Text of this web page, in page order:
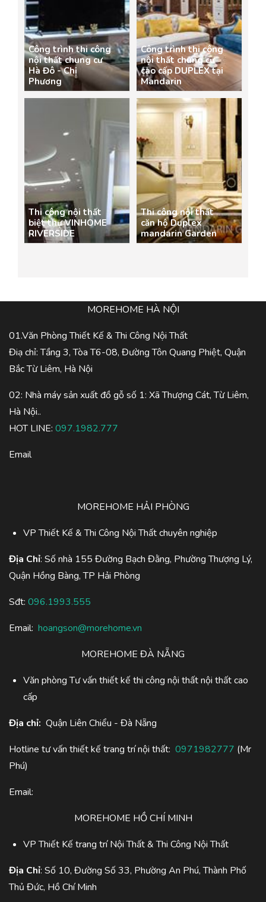
Công trình thi công
nội thất chung cư
Hà Đô - Chị
Phương
Công trình thi công
nội thất chung cư
cao cấp DUPLEX tại
Mandarin
Thi công nội thất
biệt thự VINHOME
RIVERSIDE
Thi công nội thất
căn hộ Duplex
mandarin Garden
MOREHOME HÀ NỘI
01.Văn Phòng Thiết Kế & Thi Công Nội Thất
Điạ chỉ: Tầng 3, Tòa T6-08, Đường Tôn Quang Phiệt, Quận
Bắc Từ Liêm, Hà Nội
02: Nhà máy sản xuất đồ gỗ số 1: Xã Thượng Cát, Từ Liêm,
Hà Nội..
HOT LINE: 097.1982.777
Email
MOREHOME HẢI PHÒNG
VP Thiết Kế & Thi Công Nội Thất chuyên nghiệp
Địa Chỉ: Số nhà 155 Đường Bạch Đằng, Phường Thượng Lý,
Quận Hồng Bàng, TP Hải Phòng
Sđt: 096.1993.555
Email: hoangson@morehome.vn
MOREHOME ĐÀ NẴNG
Văn phòng Tư vấn thiết kế thi công nội thất nội thất cao
cấp
Địa chỉ: Quận Liên Chiểu - Đà Nẵng
Hotline tư vấn thiết kế trang trí nội thất: 0971982777 (Mr
Phú)
Email:
MOREHOME HỒ CHÍ MINH
VP Thiết Kế trang trí Nội Thất & Thi Công Nội Thất
Địa Chỉ: Số 10, Đường Số 33, Phường An Phú, Thành Phố
Thủ Đức, Hồ Chí Minh